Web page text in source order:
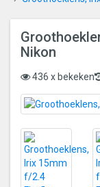
Nikon
436 x bekeken